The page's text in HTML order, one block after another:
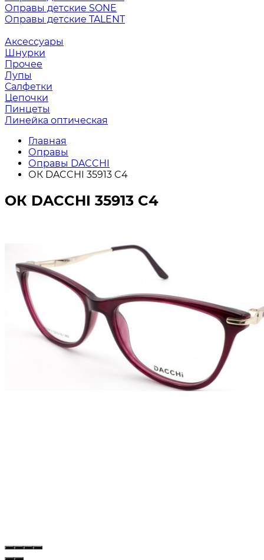
Оправы детские SONE
Оправы детские TALENT
Аксессуары
Шнурки
Прочее
Лупы
Салфетки
Цепочки
Пинцеты
Линейка оптическая
Главная
Оправы
Оправы DACCHI
ОК DACCHI 35913 C4
ОК DACCHI 35913 C4